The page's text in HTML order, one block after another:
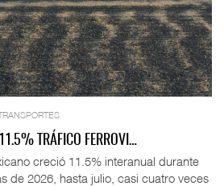
TRÁFICO FERROVI…
creció 11.5% interanual durante
de 2026, hasta julio, casi cuatro veces